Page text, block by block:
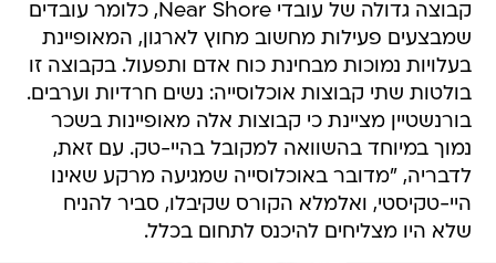
קבוצה גדולה של עובדי Near Shore, כלומר עובדים
שמבצעים פעילות מחשוב מחוץ לארגון, המאופיינת
בעלויות נמוכות מבחינת כוח אדם ותפעול. בקבוצה זו
בולטות שתי קבוצות אוכלוסייה: נשים חרדיות וערבים.
בורנשטיין מציינת כי קבוצות אלה מאופיינות בשכר
נמוך במיוחד בהשוואה למקובל בהיי-טק. עם זאת,
לדבריה, "מדובר באוכלוסייה שמגיעה מרקע שאינו
היי-טקיסטי, ואלמלא הקורס שקיבלו, סביר להניח
שלא היו מצליחים להיכנס לתחום בכלל.